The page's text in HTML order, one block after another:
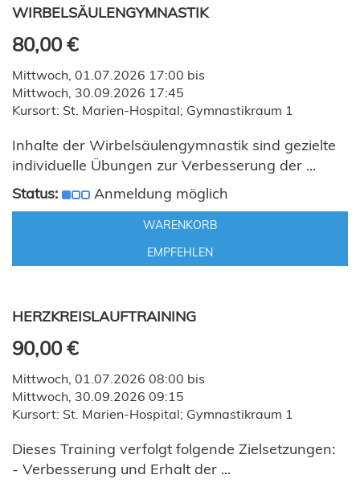
WIRBELSÄULENGYMNASTIK
80,00 €
Mittwoch, 01.07.2026 17:00 bis
Mittwoch, 30.09.2026 17:45
Kursort: St. Marien-Hospital; Gymnastikraum 1
Inhalte der Wirbelsäulengymnastik sind gezielte
individuelle Übungen zur Verbesserung der ...
Status:
Anmeldung möglich
WARENKORB
EMPFEHLEN
HERZKREISLAUFTRAINING
90,00 €
Mittwoch, 01.07.2026 08:00 bis
Mittwoch, 30.09.2026 09:15
Kursort: St. Marien-Hospital; Gymnastikraum 1
Dieses Training verfolgt folgende Zielsetzungen:
- Verbesserung und Erhalt der ...